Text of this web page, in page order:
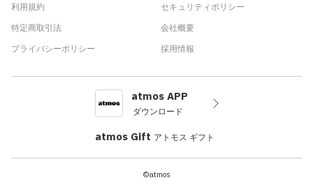
利用規約
特定商取引法
プライバシーポリシー
セキュリティポリシー
会社概要
採用情報
atmos APP
ダウンロード
atmos Gift アトモス ギフト
©atmos